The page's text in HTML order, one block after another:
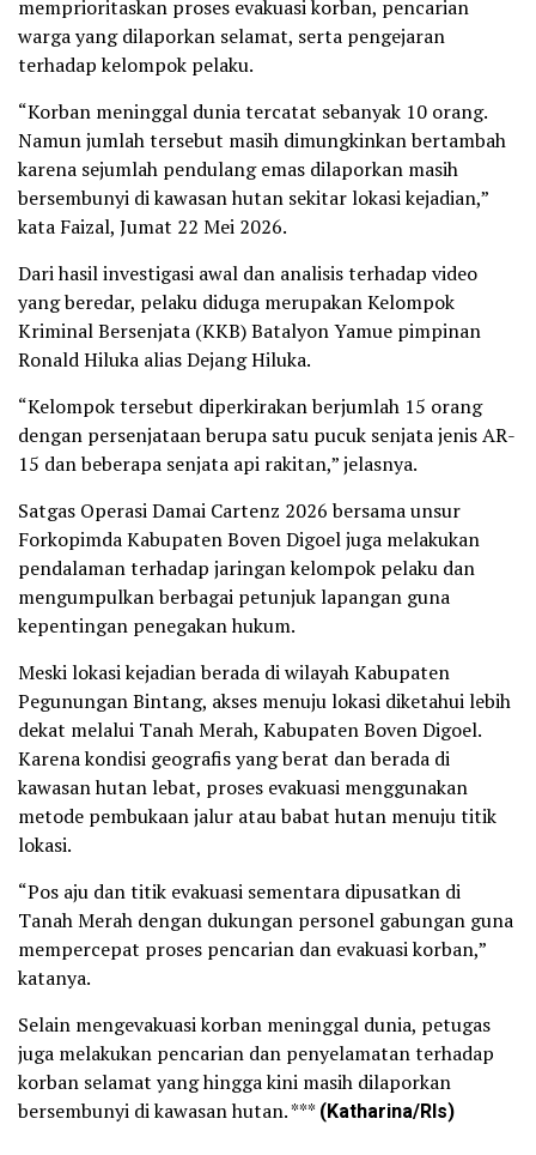
memprioritaskan proses evakuasi korban, pencarian
warga yang dilaporkan selamat, serta pengejaran
terhadap kelompok pelaku.
“Korban meninggal dunia tercatat sebanyak 10 orang.
Namun jumlah tersebut masih dimungkinkan bertambah
karena sejumlah pendulang emas dilaporkan masih
bersembunyi di kawasan hutan sekitar lokasi kejadian,”
kata Faizal, Jumat 22 Mei 2026.
Dari hasil investigasi awal dan analisis terhadap video
yang beredar, pelaku diduga merupakan Kelompok
Kriminal Bersenjata (KKB) Batalyon Yamue pimpinan
Ronald Hiluka alias Dejang Hiluka.
“Kelompok tersebut diperkirakan berjumlah 15 orang
dengan persenjataan berupa satu pucuk senjata jenis AR-
15 dan beberapa senjata api rakitan,” jelasnya.
Satgas Operasi Damai Cartenz 2026 bersama unsur
Forkopimda Kabupaten Boven Digoel juga melakukan
pendalaman terhadap jaringan kelompok pelaku dan
mengumpulkan berbagai petunjuk lapangan guna
kepentingan penegakan hukum.
Meski lokasi kejadian berada di wilayah Kabupaten
Pegunungan Bintang, akses menuju lokasi diketahui lebih
dekat melalui Tanah Merah, Kabupaten Boven Digoel.
Karena kondisi geografis yang berat dan berada di
kawasan hutan lebat, proses evakuasi menggunakan
metode pembukaan jalur atau babat hutan menuju titik
lokasi.
“Pos aju dan titik evakuasi sementara dipusatkan di
Tanah Merah dengan dukungan personel gabungan guna
mempercepat proses pencarian dan evakuasi korban,”
katanya.
Selain mengevakuasi korban meninggal dunia, petugas
juga melakukan pencarian dan penyelamatan terhadap
korban selamat yang hingga kini masih dilaporkan
bersembunyi di kawasan hutan. *** (Katharina/Rls)